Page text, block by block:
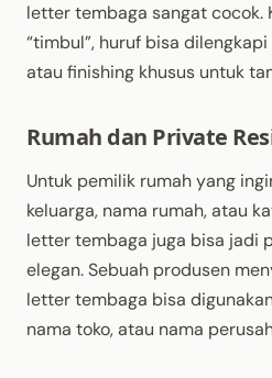
letter tembaga sangat cocok.
“timbul”, huruf bisa
atau finishing khusus untuk
Rumah dan Private
Untuk pemilik rumah yang
keluarga, nama rumah, atau
letter tembaga juga bisa jadi
elegan. Sebuah produsen
letter tembaga bisa
nama toko, atau nama